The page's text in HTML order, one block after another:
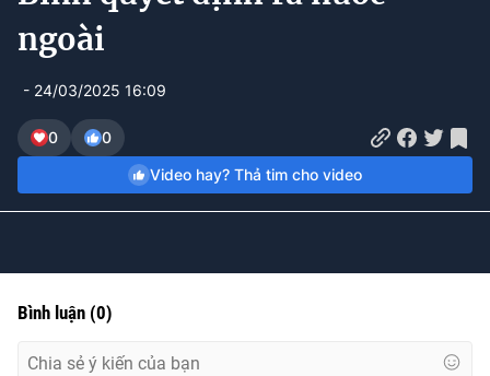
Sức khỏe
Công nghệ
ngoài
- 24/03/2025 16:09
0
0
Video hay? Thả tim cho video
Bình luận (0)